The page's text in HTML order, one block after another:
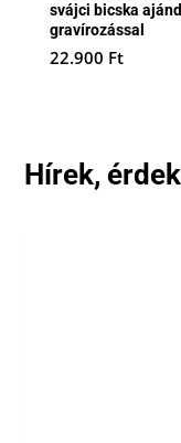
svájci bicska
gravírozással
22.900 Ft
Hírek,